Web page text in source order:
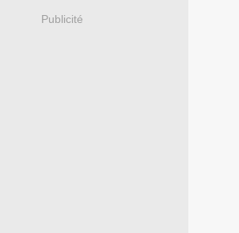
Publicité